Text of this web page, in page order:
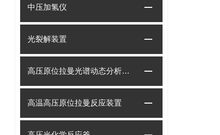
中压加氢仪
光裂解装置
高压原位拉曼光谱动态分析系统
高温高压原位拉曼反应装置